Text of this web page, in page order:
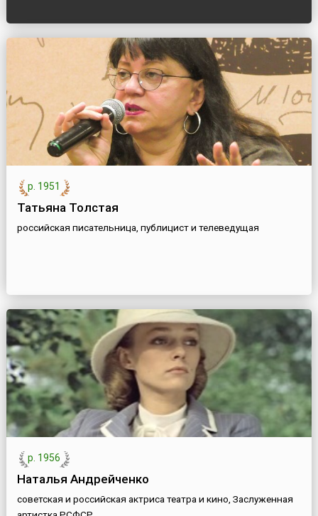
р. 1951
Татьяна Толстая
российская писательница, публицист и телеведущая
р. 1956
Наталья Андрейченко
советская и российская актриса театра и кино, Заслуженная